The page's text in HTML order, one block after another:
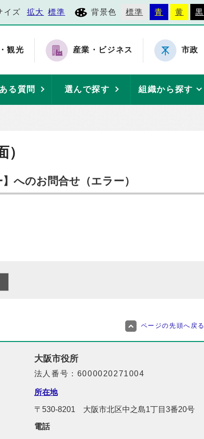
イズ 拡大 標準 背景色 標準 青 黄 黒
観光 産業・ビジネス 市政
る質問 選んで探す 組織から探す
へのお問合せ（エラー）
ページの先頭へ戻る
大阪市役所
法人番号：6000020271004
所在地
〒530-8201 大阪市北区中之島1丁目3番20号
電話